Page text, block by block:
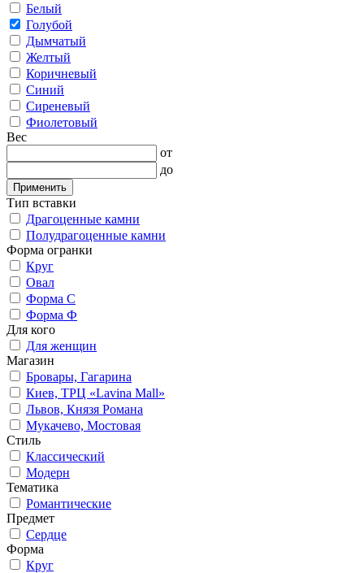
Белый
Голубой
Дымчатый
Желтый
Коричневый
Синий
Сиреневый
Фиолетовый
Вес
от
до
Применить
Тип вставки
Драгоценные камни
Полудрагоценные камни
Форма огранки
Круг
Овал
Форма С
Форма Ф
Для кого
Для женщин
Магазин
Бровары, Гагарина
Киев, ТРЦ «Lavina Mall»
Львов, Князя Романа
Мукачево, Мостовая
Стиль
Классический
Модерн
Тематика
Романтические
Предмет
Сердце
Форма
Круг